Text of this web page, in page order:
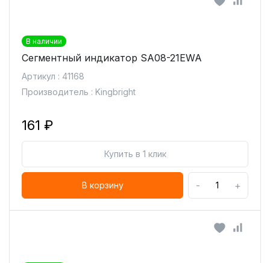
В наличии
Сегментный индикатор SA08-21EWA
Артикул : 41168
Производитель : Kingbright
161 ₽
Купить в 1 клик
В корзину - +